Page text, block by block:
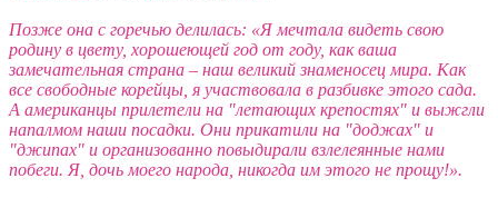
Позже она с горечью делилась: «Я мечтала видеть свою
родину в цвету, хорошеющей год от году, как ваша
замечательная страна – наш великий знаменосец мира. Как
все свободные корейцы, я участвовала в разбивке этого сада.
А американцы прилетели на "летающих крепостях" и выжгли
напалмом наши посадки. Они прикатили на "доджах" и
"джипах" и организованно повыдирали взлелеянные нами
побеги. Я, дочь моего народа, никогда им этого не прощу!».